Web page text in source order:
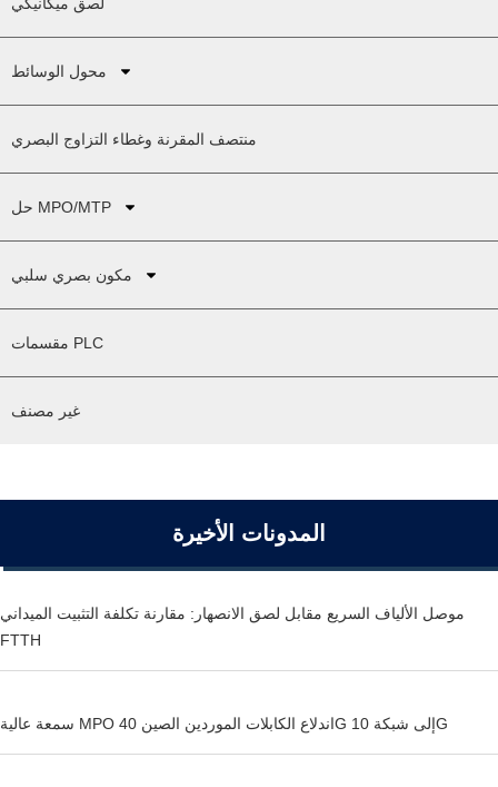
محول الوسائط
منتصف المقرنة وغطاء التزاوج البصري
حل MPO/MTP
مكون بصري سلبي
مقسمات PLC
غير مصنف
المدونات الأخيرة
موصل الألياف السريع مقابل لصق الانصهار: مقارنة تكلفة التثبيت الميداني
FTTH
سمعة عالية MPO اندلاع الكابلات الموردين الصين 40G إلى شبكة 10G